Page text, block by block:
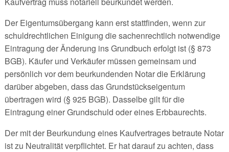
Der Eigentumsübergang kann erst stattfinden, wenn zur
schuldrechtlichen Einigung die sachenrechtlich notwendige
Eintragung der Änderung ins Grundbuch erfolgt ist (§ 873
BGB). Käufer und Verkäufer müssen gemeinsam und
persönlich vor dem beurkundenden Notar die Erklärung
darüber abgeben, dass das Grundstückseigentum
übertragen wird (§ 925 BGB). Dasselbe gilt für die
Eintragung einer Grundschuld oder eines Erbbaurechts.
Der mit der Beurkundung eines Kaufvertrages betraute Notar
ist zu Neutralität verpflichtet. Er hat darauf zu achten, dass